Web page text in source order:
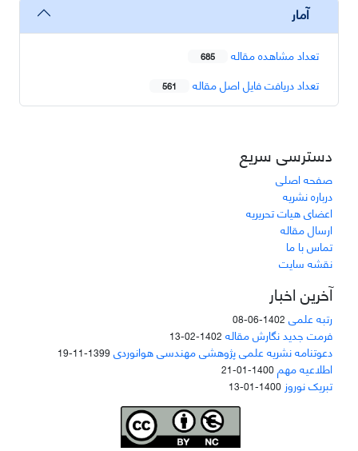
آمار
تعداد مشاهده مقاله 685
تعداد دریافت فایل اصل مقاله 561
دسترسی سریع
صفحه اصلی
درباره نشریه
اعضای هیات تحریریه
ارسال مقاله
تماس با ما
نقشه سایت
آخرین اخبار
رتبه علمی 1402-06-08
فرمت جدید نگارش مقاله 1402-02-13
دعوتنامه نشریه علمی پژوهشی مهندسی هوانوردی1399-11-19
اطلاعیه مهم1400-01-21
تبریک نوروز 1400-01-13